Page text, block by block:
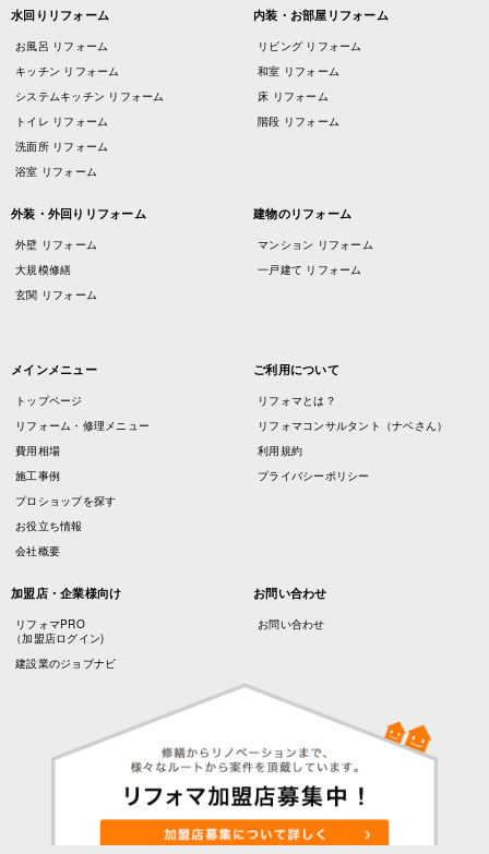
水回りリフォーム
お風呂 リフォーム
キッチン リフォーム
システムキッチン リフォーム
トイレ リフォーム
洗面所 リフォーム
浴室 リフォーム
内装・お部屋リフォーム
リビング リフォーム
和室 リフォーム
床 リフォーム
階段 リフォーム
外装・外回りリフォーム
外壁 リフォーム
大規模修繕
玄関 リフォーム
建物のリフォーム
マンション リフォーム
一戸建て リフォーム
メインメニュー
トップページ
リフォーム・修理メニュー
費用相場
施工事例
プロショップを探す
お役立ち情報
会社概要
ご利用について
リフォマとは？
リフォマコンサルタント（ナベさん）
利用規約
プライバシーポリシー
加盟店・企業様向け
リフォマPRO
（加盟店ログイン)
建設業のジョブナビ
お問い合わせ
お問い合わせ